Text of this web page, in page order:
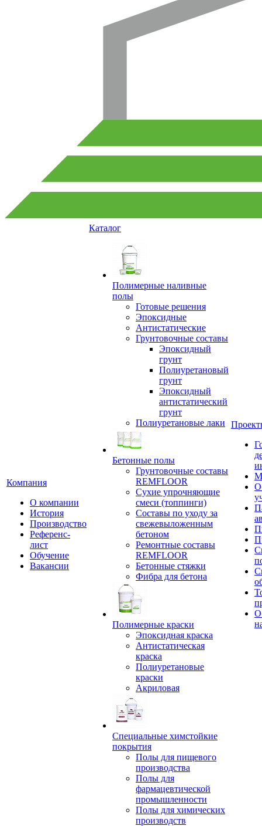
Компания
О компании
История
Производство
Референс-
лист
Обучение
Вакансии
Каталог
Полимерные наливные
полы
Готовые решения
Эпоксидные
Антистатические
Грунтовочные составы
Эпоксидный
грунт
Полиуретановый
грунт
Эпоксидный
антистатический
грунт
Полиуретановые лаки
Бетонные полы
Грунтовочные составы
REMFLOOR
Сухие упрочняющие
смеси (топпинги)
Составы по уходу за
свежевыложенным
бетоном
Ремонтные составы
REMFLOOR
Бетонные стяжки
Фибра для бетона
Полимерные краски
Эпоксидная краска
Антистатическая
краска
Полиуретановые
краски
Акриловая
Специальные химстойкие
покрытия
Полы для пищевого
производства
Полы для
фармацевтической
промышленности
Полы для химических
производств